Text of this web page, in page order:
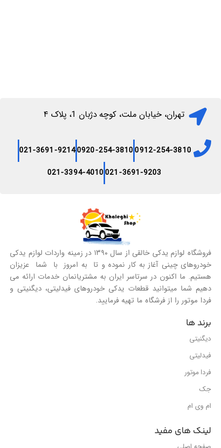
تهران، خیابان ملت، کوچه دژبان 1، پلاک ۴
0912-254-3810
0920-254-3810
021-3691-9214
021-3691-9203
021-3394-4010
فروشگاه لوازم یدکی خالقی از سال ۱۳۹۰ در زمینه واردات لوازم یدکی
خودروهای چینی آغاز به کار نموده و تا به امروز با شما عزیزان
هستیم. ما اکنون در سرتاسر ایران به مشتریانمان خدمات ارائه می
دهیم شما میتوانید قطعات یدکی خودروهای فیدلیتی، دیگنیتی و
فردا موتور را از فرشگاه ما تهیه فرمایید.
برند ها
دیگنیتی
فیدلیتی
فردا موتور
جک
ام وی ام
لینک های مفید